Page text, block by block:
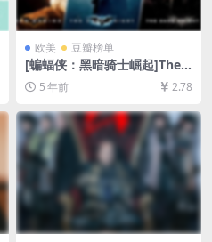
欧美 豆瓣榜单
[蝙蝠侠：黑暗骑士崛起]The
Dark Knight Rises (2012)[百
度网盘+迅雷云盘资源1080P
英字幕]
5 年前 2.78